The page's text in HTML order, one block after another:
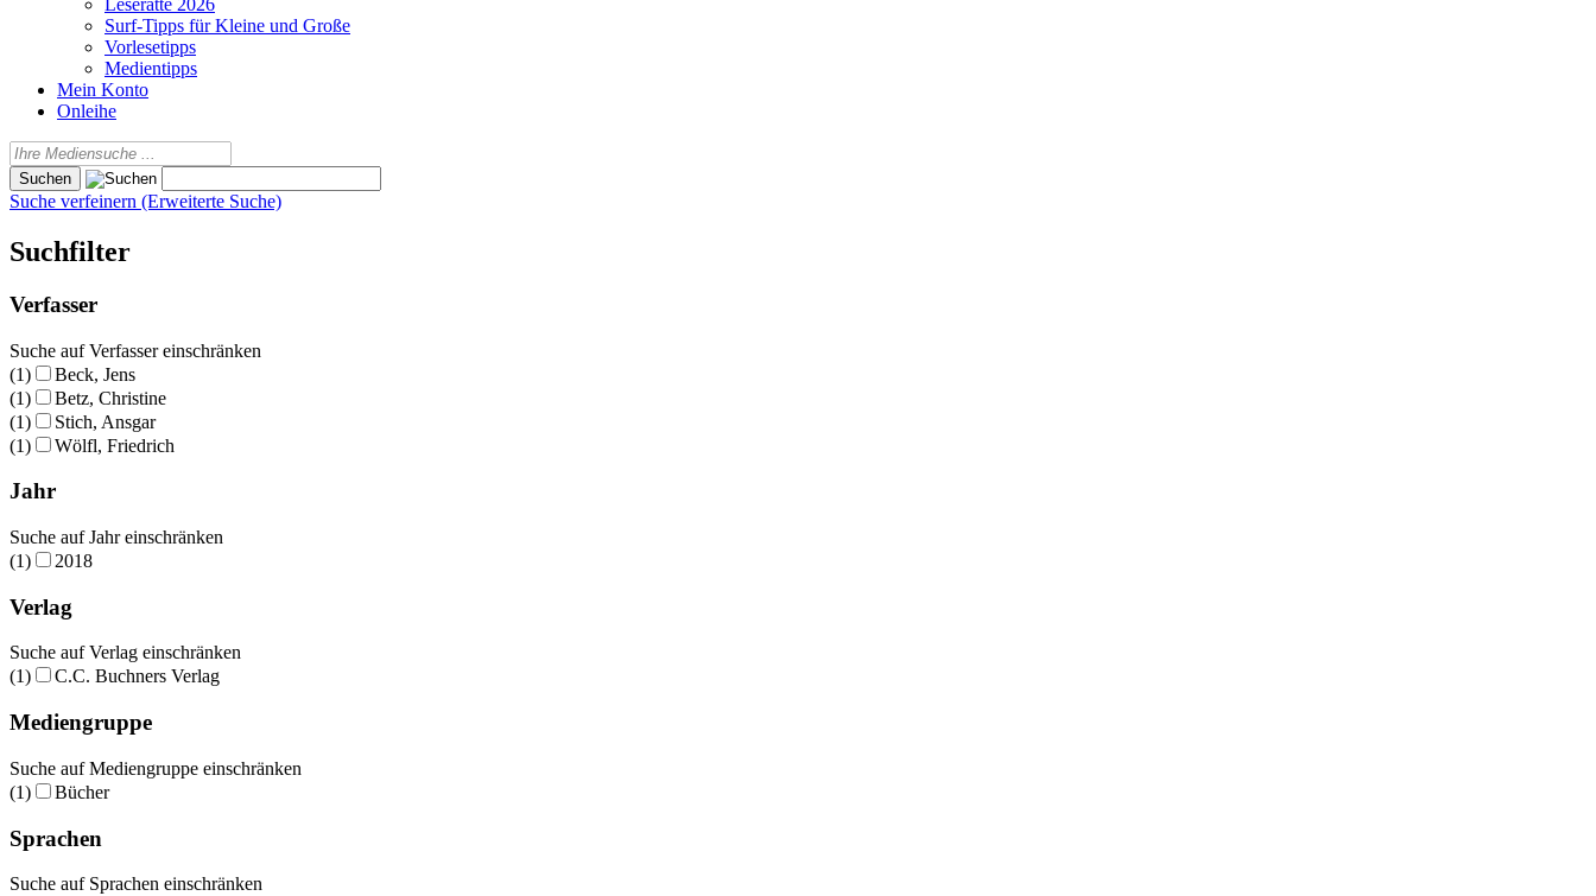
Leseratte 2026
Surf-Tipps für Kleine und Große
Vorlesetipps
Medientipps
Mein Konto
Onleihe
Suche verfeinern (Erweiterte Suche)
Suchfilter
Verfasser
Suche auf Verfasser einschränken
(1)
Beck, Jens
(1)
Betz, Christine
(1)
Stich, Ansgar
(1)
Wölfl, Friedrich
Jahr
Suche auf Jahr einschränken
(1)
2018
Verlag
Suche auf Verlag einschränken
(1)
C.C. Buchners Verlag
Mediengruppe
Suche auf Mediengruppe einschränken
(1)
Bücher
Sprachen
Suche auf Sprachen einschränken